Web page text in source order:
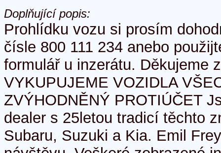
Doplňující popis:
Prohlídku vozu si prosím
čísle 800 111 234 anebo
formulář u inzerátu. Děkujeme
VYKUPUJEME VOZIDLA
ZVÝHODNĚNÝ PROTIÚČET
dealer s 25letou tradicí těchto
Subaru, Suzuki a Kia. Emil